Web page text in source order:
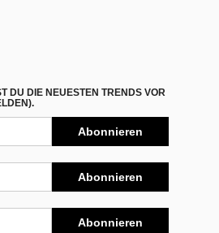
DU DIE NEUESTEN TRENDS VOR
Abonnieren
Abonnieren
Abonnieren